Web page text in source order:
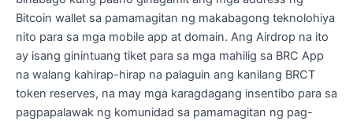
Bitcoin wallet sa pamamagitan ng makabagong teknolohiya
nito para sa mga mobile app at domain. Ang Airdrop na ito
ay isang ginintuang tiket para sa mga mahilig sa BRC App
na walang kahirap-hirap na palaguin ang kanilang BRCT
token reserves, na may mga karagdagang insentibo para sa
pagpapalawak ng komunidad sa pamamagitan ng pag-